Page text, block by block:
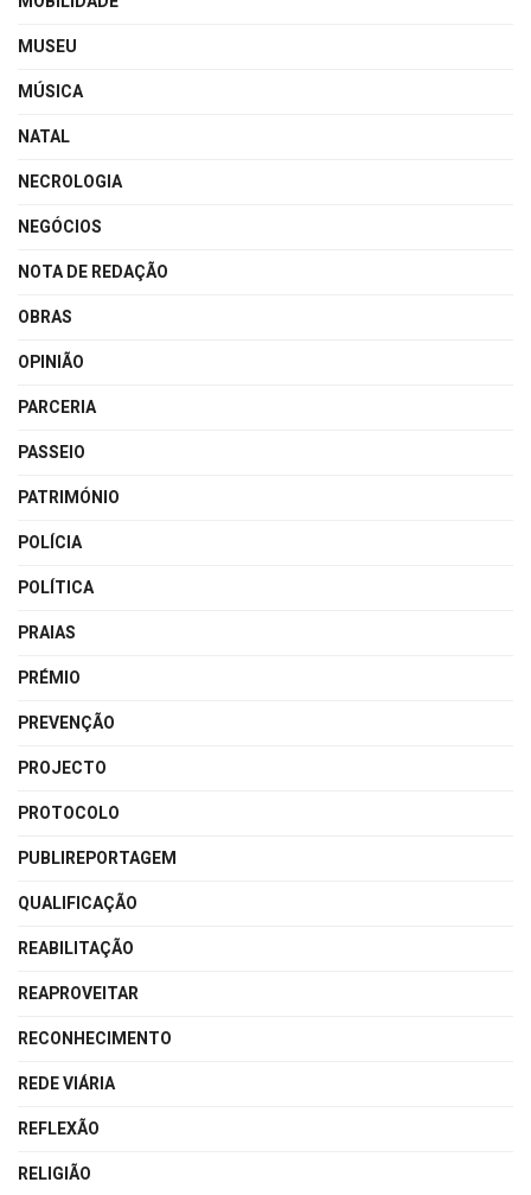
MUSEU
MÚSICA
NATAL
NECROLOGIA
NEGÓCIOS
NOTA DE REDAÇÃO
OBRAS
OPINIÃO
PARCERIA
PASSEIO
PATRIMÓNIO
POLÍCIA
POLÍTICA
PRAIAS
PRÉMIO
PREVENÇÃO
PROJECTO
PROTOCOLO
PUBLIREPORTAGEM
QUALIFICAÇÃO
REABILITAÇÃO
REAPROVEITAR
RECONHECIMENTO
REDE VIÁRIA
REFLEXÃO
RELIGIÃO